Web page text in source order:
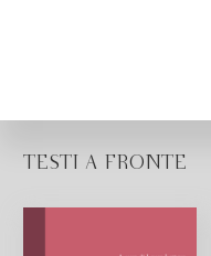
TESTI A FRONTE